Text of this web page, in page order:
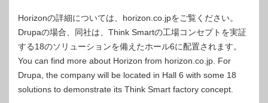
Horizo​​nの詳細については、horizo​​n.co.jpをご覧ください。
Drupaの場合、同社は、Think Smartの工場コンセプトを実証
する18のソリューションを備えたホール6に配置されます。
You can find more about Horizon from horizon.co.jp. For
Drupa, the company will be located in Hall 6 with some 18
solutions to demonstrate its Think Smart factory concept.